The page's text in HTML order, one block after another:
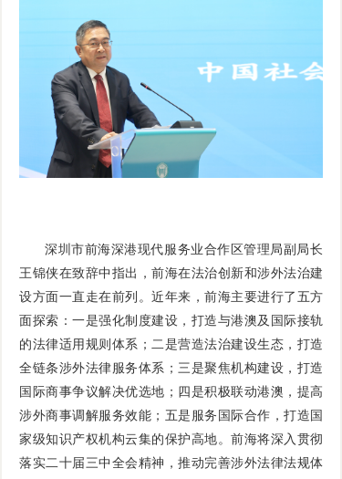
深圳市前海深港现代服务业合作区管理局副局长
王锦侠在致辞中指出，前海在法治创新和涉外法治建
设方面一直走在前列。近年来，前海主要进行了五方
面探索：一是强化制度建设，打造与港澳及国际接轨
的法律适用规则体系；二是营造法治建设生态，打造
全链条涉外法律服务体系；三是聚焦机构建设，打造
国际商事争议解决优选地；四是积极联动港澳，提高
涉外商事调解服务效能；五是服务国际合作，打造国
家级知识产权机构云集的保护高地。前海将深入贯彻
落实二十届三中全会精神，推动完善涉外法律法规体